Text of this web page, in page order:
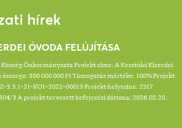
hírek
ÓVODA FELÚJÍTÁSA
Önkormányzata Projekt címe: A Kesztölci Kiserdei
300 000 000 Ft Támogatás mértéke: 100% Projekt
3.3.1-21-KO1-2022-00013 Projekt helyszíne: 2517
3 A projekt tervezett befejezési dátuma: 2026.02.28.